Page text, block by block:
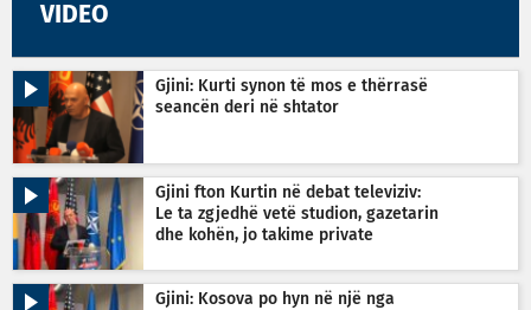
VIDEO
Gjini: Kurti synon të mos e thërrasë
seancën deri në shtator
Gjini fton Kurtin në debat televiziv:
Le ta zgjedhë vetë studion, gazetarin
dhe kohën, jo takime private
Gjini: Kosova po hyn në një nga